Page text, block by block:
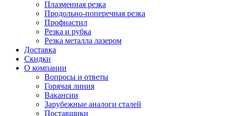
Плазменная резка
Продольно-поперечная резка
Профнастил
Резка и рубка
Резка металла лазером
Доставка
Скидки
О компании
Вопросы и ответы
Горячая линия
Вакансии
Зарубежные аналоги сталей
Поставщики